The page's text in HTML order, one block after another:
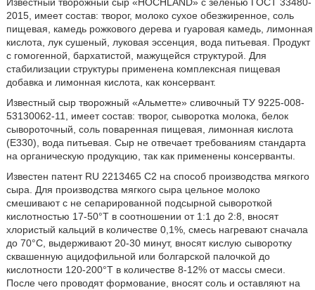
2015, имеет состав: творог, молоко сухое обезжиренное, соль
пищевая, камедь рожкового дерева и гуаровая камедь, лимонная
кислота, лук сушеный, луковая эссенция, вода питьевая. Продукт
с гомогенной, бархатистой, мажущейся структурой. Для
стабилизации структуры применена комплексная пищевая
добавка и лимонная кислота, как консервант.
Известный сыр творожный «Альметте» сливочный ТУ 9225-008-
53130062-11, имеет состав: творог, сыворотка молока, белок
сывороточный, соль поваренная пищевая, лимонная кислота
(Е330), вода питьевая. Сыр не отвечает требованиям стандарта
на органическую продукцию, так как применены консерванты.
Известен патент RU 2213465 С2 на способ производства мягкого
сыра. Для производства мягкого сыра цельное молоко
смешивают с не сепарированной подсырной сывороткой
кислотностью 17-50°Т в соотношении от 1:1 до 2:8, вносят
хлористый кальций в количестве 0,1%, смесь нагревают сначала
до 70°С, выдерживают 20-30 минут, вносят кислую сыворотку
сквашенную ацидофильной или болгарской палочкой до
кислотности 120-200°Т в количестве 8-12% от массы смеси.
После чего проводят формование, вносят соль и оставляют на